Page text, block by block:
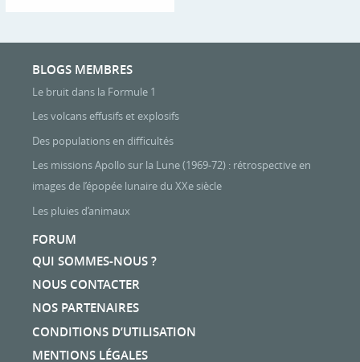
BLOGS MEMBRES
Le bruit dans la Formule 1
Les volcans effusifs et explosifs
Des populations en difficultés
Les missions Apollo sur la Lune (1969-72) : rétrospective en
images de l’épopée lunaire du XXe siècle
Les pluies d’animaux
FORUM
QUI SOMMES-NOUS ?
NOUS CONTACTER
NOS PARTENAIRES
CONDITIONS D’UTILISATION
MENTIONS LÉGALES